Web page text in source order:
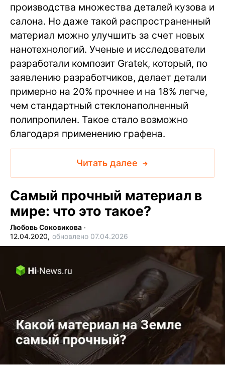
производства множества деталей кузова и
салона. Но даже такой распространенный
материал можно улучшить за счет новых
нанотехнологий. Ученые и исследователи
разработали композит Gratek, который, по
заявлению разработчиков, делает детали
примерно на 20% прочнее и на 18% легче,
чем стандартный стеклонаполненный
полипропилен. Такое стало возможно
благодаря применению графена.
Читать далее
Самый прочный материал в
мире: что это такое?
Любовь Соковикова ∙
12.04.2020, обновлено 07.04.2026